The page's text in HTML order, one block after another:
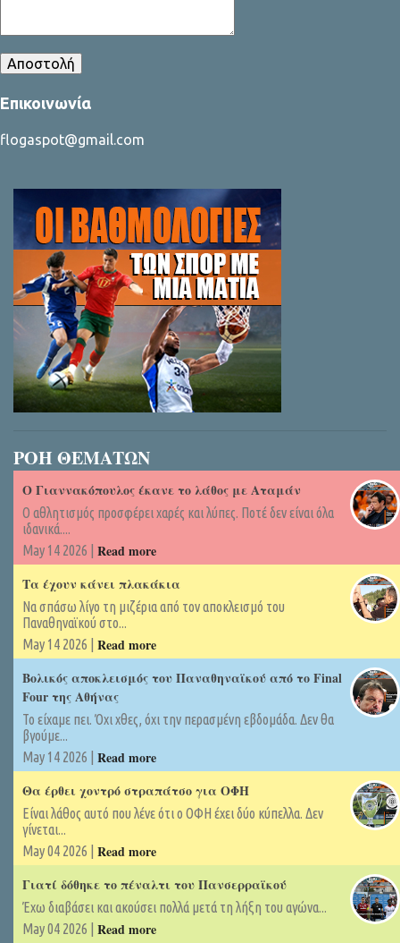
Επικοινωνία
flogaspot@gmail.com
ΡΟΗ ΘΕΜΑΤΩΝ
Ο Γιαννακόπουλος έκανε το λάθος με Αταμάν
Ο αθλητισμός προσφέρει χαρές και λύπες. Ποτέ δεν είναι όλα
ιδανικά....
May 14 2026 | Read more
Τα έχουν κάνει πλακάκια
Να σπάσω λίγο τη μιζέρια από τον αποκλεισμό του
Παναθηναϊκού στο...
May 14 2026 | Read more
Βολικός αποκλεισμός του Παναθηναϊκού από το Final
Four της Αθήνας
Το είχαμε πει. Όχι χθες, όχι την περασμένη εβδομάδα. Δεν θα
βγούμε...
May 14 2026 | Read more
Θα έρθει χοντρό στραπάτσο για ΟΦΗ
Είναι λάθος αυτό που λένε ότι ο ΟΦΗ έχει δύο κύπελλα. Δεν
γίνεται...
May 04 2026 | Read more
Γιατί δόθηκε το πέναλτι του Πανσερραϊκού
Έχω διαβάσει και ακούσει πολλά μετά τη λήξη του αγώνα...
May 04 2026 | Read more